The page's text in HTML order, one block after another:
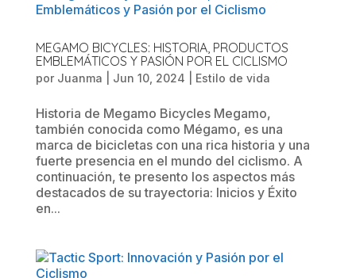
MEGAMO BICYCLES: HISTORIA, PRODUCTOS
EMBLEMÁTICOS Y PASIÓN POR EL CICLISMO
por Juanma Jun 10, 2024 Estilo de vida
Historia de Megamo Bicycles Megamo,
también conocida como Mégamo, es una
marca de bicicletas con una rica historia y una
fuerte presencia en el mundo del ciclismo. A
continuación, te presento los aspectos más
destacados de su trayectoria: Inicios y Éxito
en...